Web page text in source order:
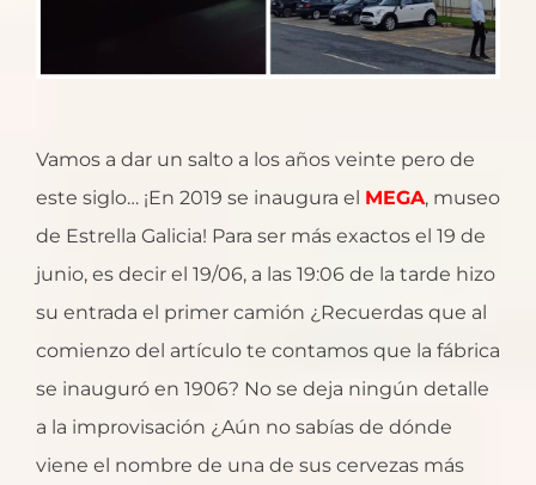
Vamos a dar un salto a los años veinte pero de
este siglo… ¡En 2019 se inaugura el MEGA, museo
de Estrella Galicia! Para ser más exactos el 19 de
junio, es decir el 19/06, a las 19:06 de la tarde hizo
su entrada el primer camión ¿Recuerdas que al
comienzo del artículo te contamos que la fábrica
se inauguró en 1906? No se deja ningún detalle
a la improvisación ¿Aún no sabías de dónde
viene el nombre de una de sus cervezas más